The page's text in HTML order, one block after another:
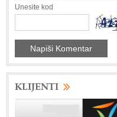
Unesite kod
KLIJENTI